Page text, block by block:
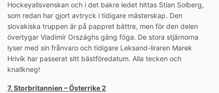
Hockeyallsvenskan och i det bakre ledet hittas Stian Solberg,
som redan har gjort avtryck i tidigare mästerskap. Den
slovakiska truppen är på pappret bättre, men för den delen
övertygar Vladimír Országhs gäng föga. De stora stjärnorna
lyser med sin frånvaro och tidigare Leksand-liraren Marek
Hrivík har passerat sitt bästföredatum. Alla tecken och
knallkneg!
7. Storbritannien – Österrike 2